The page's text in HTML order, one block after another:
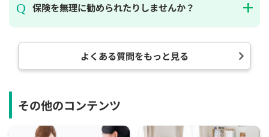
保険を無理に勧められたりしませんか？
よくある質問をもっと見る
その他のコンテンツ